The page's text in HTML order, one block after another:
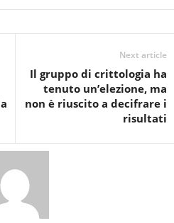
Next article
Il gruppo di crittologia ha
tenuto un’elezione, ma
non è riuscito a decifrare i
risultati